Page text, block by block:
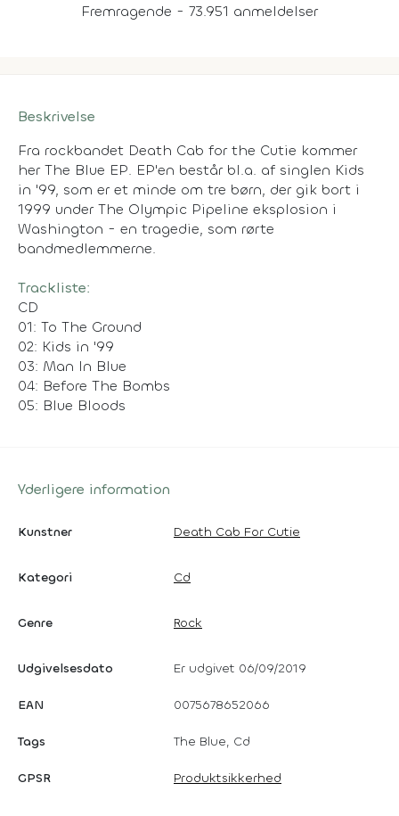
Fremragende - 73.951 anmeldelser
Beskrivelse
Fra rockbandet Death Cab for the Cutie kommer
herThe Blue EP. EP'en består bl.a. af singlen Kids
in '99, som er et minde om tre børn, der gik bort i
1999 under The Olympic Pipeline eksplosion i
Washington - en tragedie, som rørte
bandmedlemmerne.
Trackliste:
CD
01: To The Ground
02: Kids in '99
03: Man In Blue
04: Before The Bombs
05: Blue Bloods
Yderligere information
Kunstner Death Cab For Cutie
Kategori Cd
Genre Rock
Udgivelsesdato Er udgivet 06/09/2019
EAN 0075678652066
Tags The Blue, Cd
GPSR Produktsikkerhed